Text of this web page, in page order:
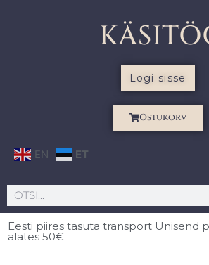
Logi sisse
Ostukorv
EN ET
Eesti piires tasuta transport Unisend
alates 50€